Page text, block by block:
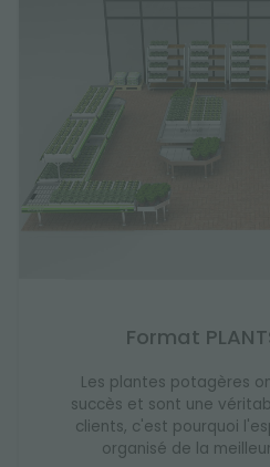
Format
Les plantes potagères
succès et sont une
clients, c'est pourquoi
organisé de la